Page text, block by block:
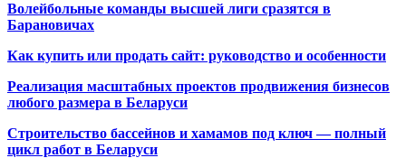
Волейбольные команды высшей лиги сразятся в
Барановичах
Как купить или продать сайт: руководство и особенности
Реализация масштабных проектов продвижения бизнесов
любого размера в Беларуси
Строительство бассейнов и хамамов под ключ — полный
цикл работ в Беларуси